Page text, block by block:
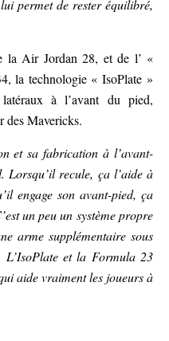
permet de rester équilibré,
la Air Jordan 28, et de l’ «
la technologie « IsoPlate »
à l’avant du pied,
des Mavericks.
et sa fabrication à l’avant-
Lorsqu’il recule, ça l’aide à
engage son avant-pied, ça
un peu un système propre
arme supplémentaire sous
et la Formula 23
aide vraiment les joueurs à